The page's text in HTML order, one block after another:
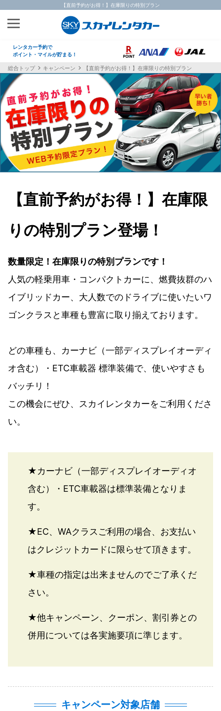
【直前予約がお得！】在庫限りの特別プラン
レンタカー予約で
ポイント・マイルが貯まる！
総合トップ キャンペーン 【直前予約がお得！】在庫限りの特別プラン
【直前予約がお得！】在庫限
りの特別プラン登場！
数量限定！ 在庫限りの特別プランです！
人気の軽乗用車・コンパクトカーに、燃費抜群のハ
イブリッドカー、大人数でのドライブに使いたいワ
ゴンクラスと車種も豊富に取り揃えております。
どの車種も、カーナビ（一部ディスプレイオーディ
オ含む）・ETC車載器 標準装備で、使いやすさも
バッチリ！
この機会にぜひ、スカイレンタカーをご利用くださ
い。
★カーナビ（一部ディスプレイオーディオ
含む）・ETC車載器は標準装備となりま
す。
★EC、WAクラスご利用の場合、お支払い
はクレジットカードに限らせて頂きます。
★車種の指定は出来ませんのでご了承くだ
さい。
★他キャンペーン、クーポン、割引券との
併用については各実施要項に準じます。
キャンペーン対象店舗